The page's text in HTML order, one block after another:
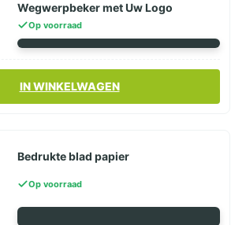
Wegwerpbeker met Uw Logo
Op voorraad
IN WINKELWAGEN
Bedrukte blad papier
Op voorraad